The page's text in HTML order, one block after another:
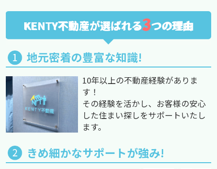
KENTY不動産が選ばれる3つの理由
地元密着の豊富な知識!
10年以上の不動産経験がありま
す！
その経験を活かし、お客様の安心
した住まい探しをサポートいたし
ます。
きめ細かなサポートが強み!